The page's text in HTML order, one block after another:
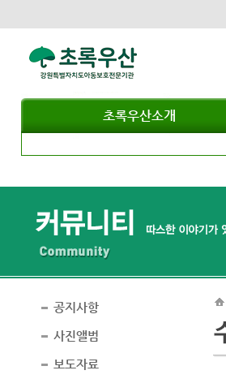
초록우산소개
공지사항
사진앨범
보도자료